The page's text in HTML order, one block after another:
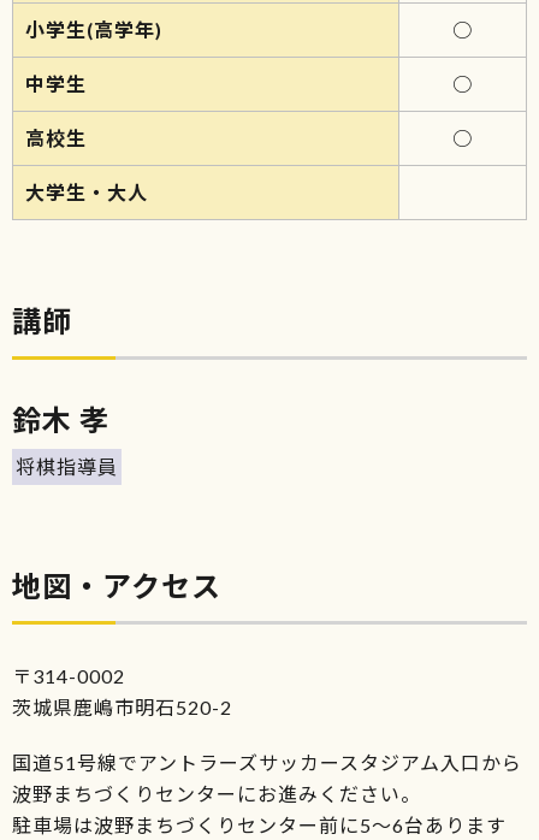
小学生(高学年) ○
中学生 ○
高校生 ○
大学生・大人
講師
鈴木 孝
将棋指導員
地図・アクセス
〒314-0002
茨城県鹿嶋市明石520-2
国道51号線でアントラーズサッカースタジアム入口から
波野まちづくりセンターにお進みください。
駐車場は波野まちづくりセンター前に5～6台あります